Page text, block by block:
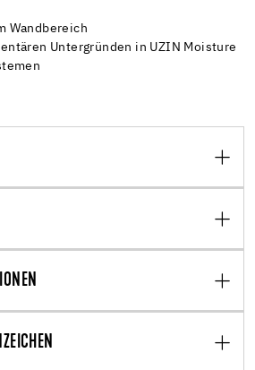
Wandbereich
Untergründen in UZIN Moisture